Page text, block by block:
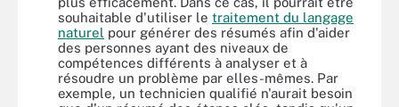
souhaitable d'utiliser le traitement du langage
naturel pour générer des résumés afin d'aider
des personnes ayant des niveaux de
compétences différents à analyser et à
résoudre un problème par elles-mêmes. Par
exemple, un technicien qualifié n'aurait besoin